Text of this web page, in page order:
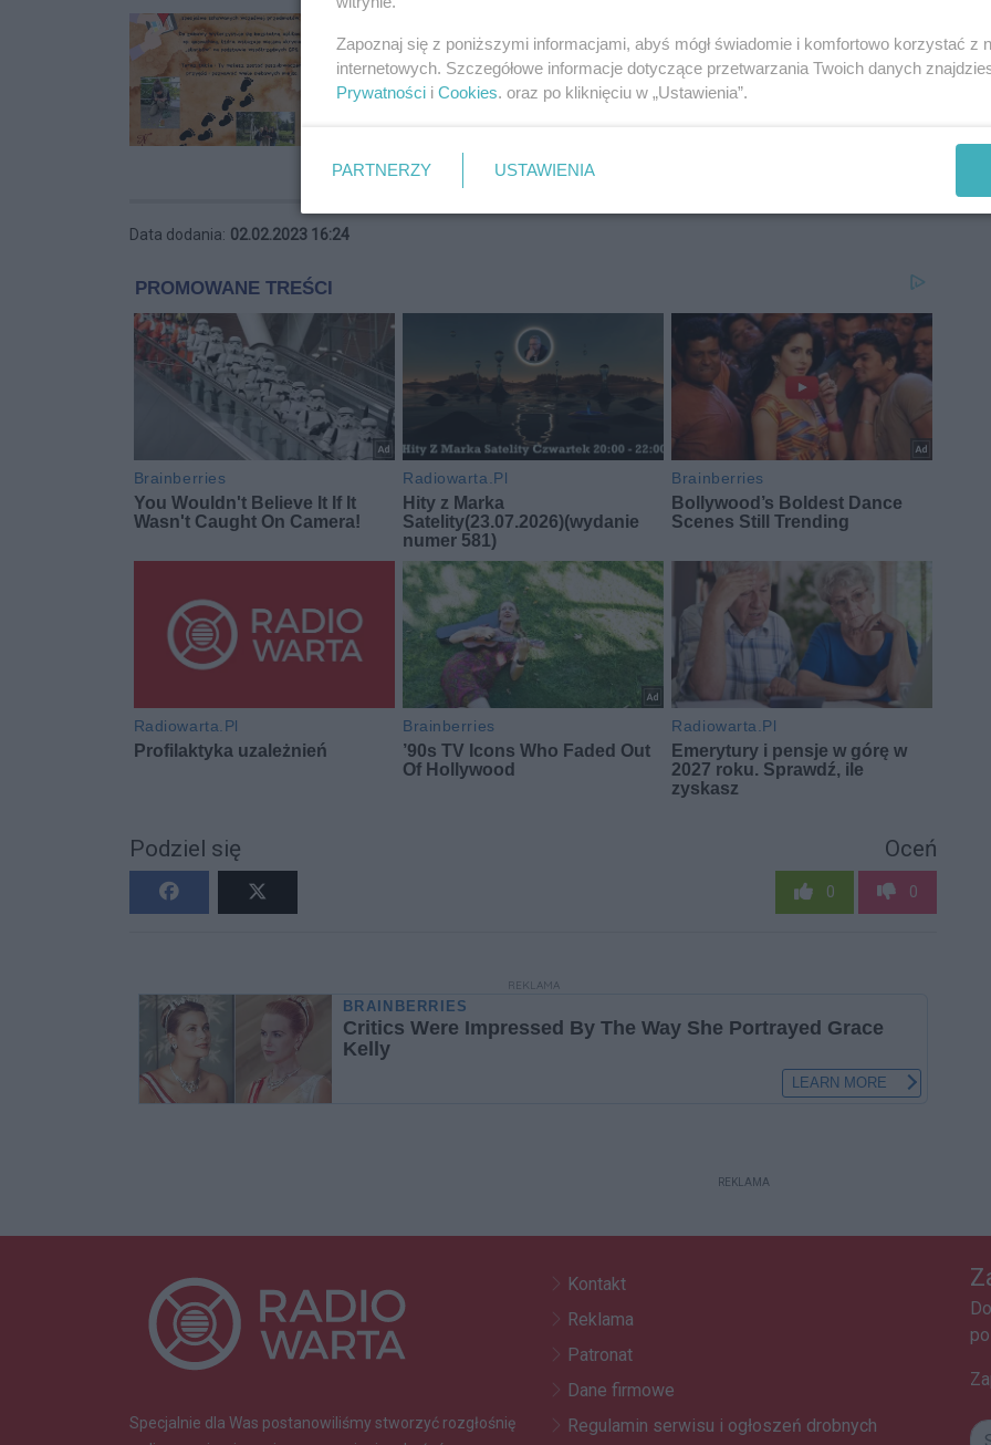
Data dodania: 02.02.2023 16:24
Podziel się Oceń
0 0
REKLAMA
REKLAMA
Specjalnie dla Was postanowiliśmy stworzyć rozgłośnię
Kontakt
Reklama
Patronat
Dane firmowe
Regulamin serwisu i ogłoszeń drobnych
Zapoznaj się z poniższymi informacjami, abyś mógł świadomie i komfortowo korzystać z
internetowych. Szczegółowe informacje dotyczące przetwarzania Twoich danych
Prywatności i Cookies. oraz po kliknięciu w „Ustawienia”.
PARTNERZY USTAWIENIA